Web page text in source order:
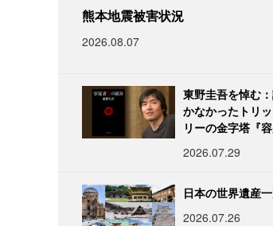
熊本地震被害状況
2026.08.07
東野圭吾を悼む
かなかったトリ
リーの金字塔『
2026.07.29
日本の世界遺産
2026.07.26